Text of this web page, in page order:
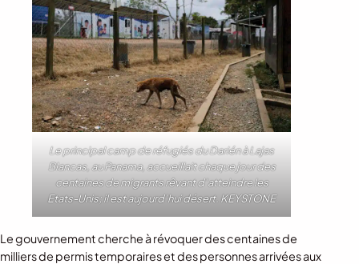
Le principal camp de réfugiés du Darién à Lajas
Blancas, au Panama, accueillait chaque jour des
centaines de migrants rêvant d’atteindre les
Etats-Unis; il est aujourd’hui désert. KEYSTONE
Le gouvernement cherche à révoquer des centaines de
milliers de permis temporaires et des personnes arrivées aux